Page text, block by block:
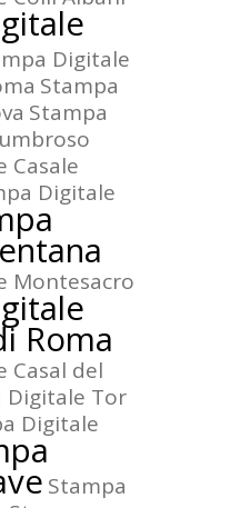
Digitale
Stampa
Stampa
Casale
Digitale
Montesacro
Roma
Casal del
Digitale Tor
Digitale
Stampa